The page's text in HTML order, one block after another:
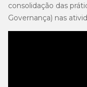
consolidação das
Governança) nas